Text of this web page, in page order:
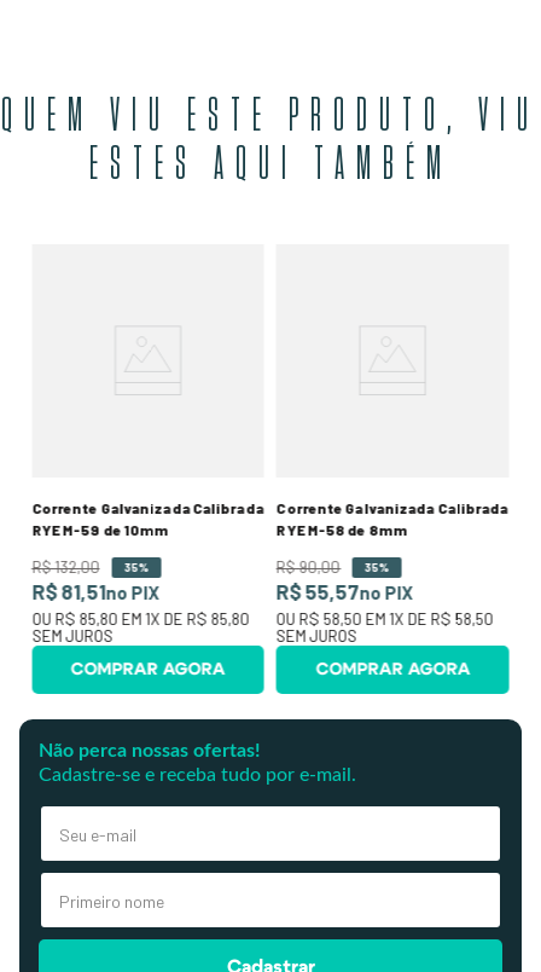
QUEM VIU ESTE PRODUTO, VIU
ESTES AQUI TAMBÉM
Corrente Galvanizada Calibrada
RYE M-59 de 10mm
R$132,00 35%
R$ 81,51no PIX
OU R$ 85,80 EM1X DE R$ 85,80
SEM JUROS
COMPRAR AGORA
Corrente Galvanizada Calibrada
RYE M-58 de 8mm
R$90,00 35%
R$ 55,57no PIX
OU R$ 58,50 EM1X DE R$ 58,50
SEM JUROS
COMPRAR AGORA
Não perca nossas ofertas!
Cadastre-se e receba tudo por e-mail.
Cadastrar